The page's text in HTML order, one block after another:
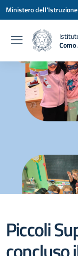
Vai ai contenuti
Vai al menu di
Vai al footer
Ministero
Piccoli